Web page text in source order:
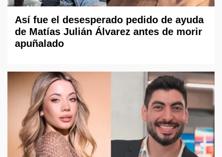
Así fue el desesperado pedido de ayuda
de Matías Julián Álvarez antes de morir
apuñalado